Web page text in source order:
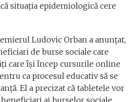
situația epidemiologică cere
Ludovic Orban a anunțat,
de burse sociale care
care își încep cursurile online
ca procesul educativ să se
El a precizat că tabletele vor
ai burselor sociale.